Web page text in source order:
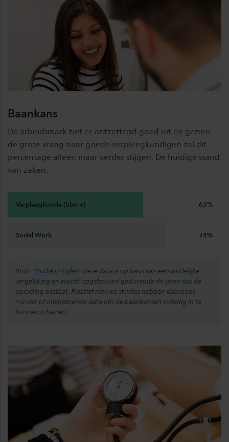
Baankans
De arbeidsmark ziet er ontzettend goed uit en gezien
de grote vraag naar goede verpleegkundigen zal dit
percentage alleen maar verder stijgen. De huidige stand
van zaken:
Verpleegkunde (hbo-v) 63%
Social Work 74%
Bron: Studie in Cijfers. Deze data is op basis van een landelijke
vergelijking en wordt opgebouwd gedurende de jaren dat de
opleiding bestaat. Relatief nieuwe studies hebben daardoor
minder of onvoldoende data om de baankansen volledig in te
kunnen schatten.